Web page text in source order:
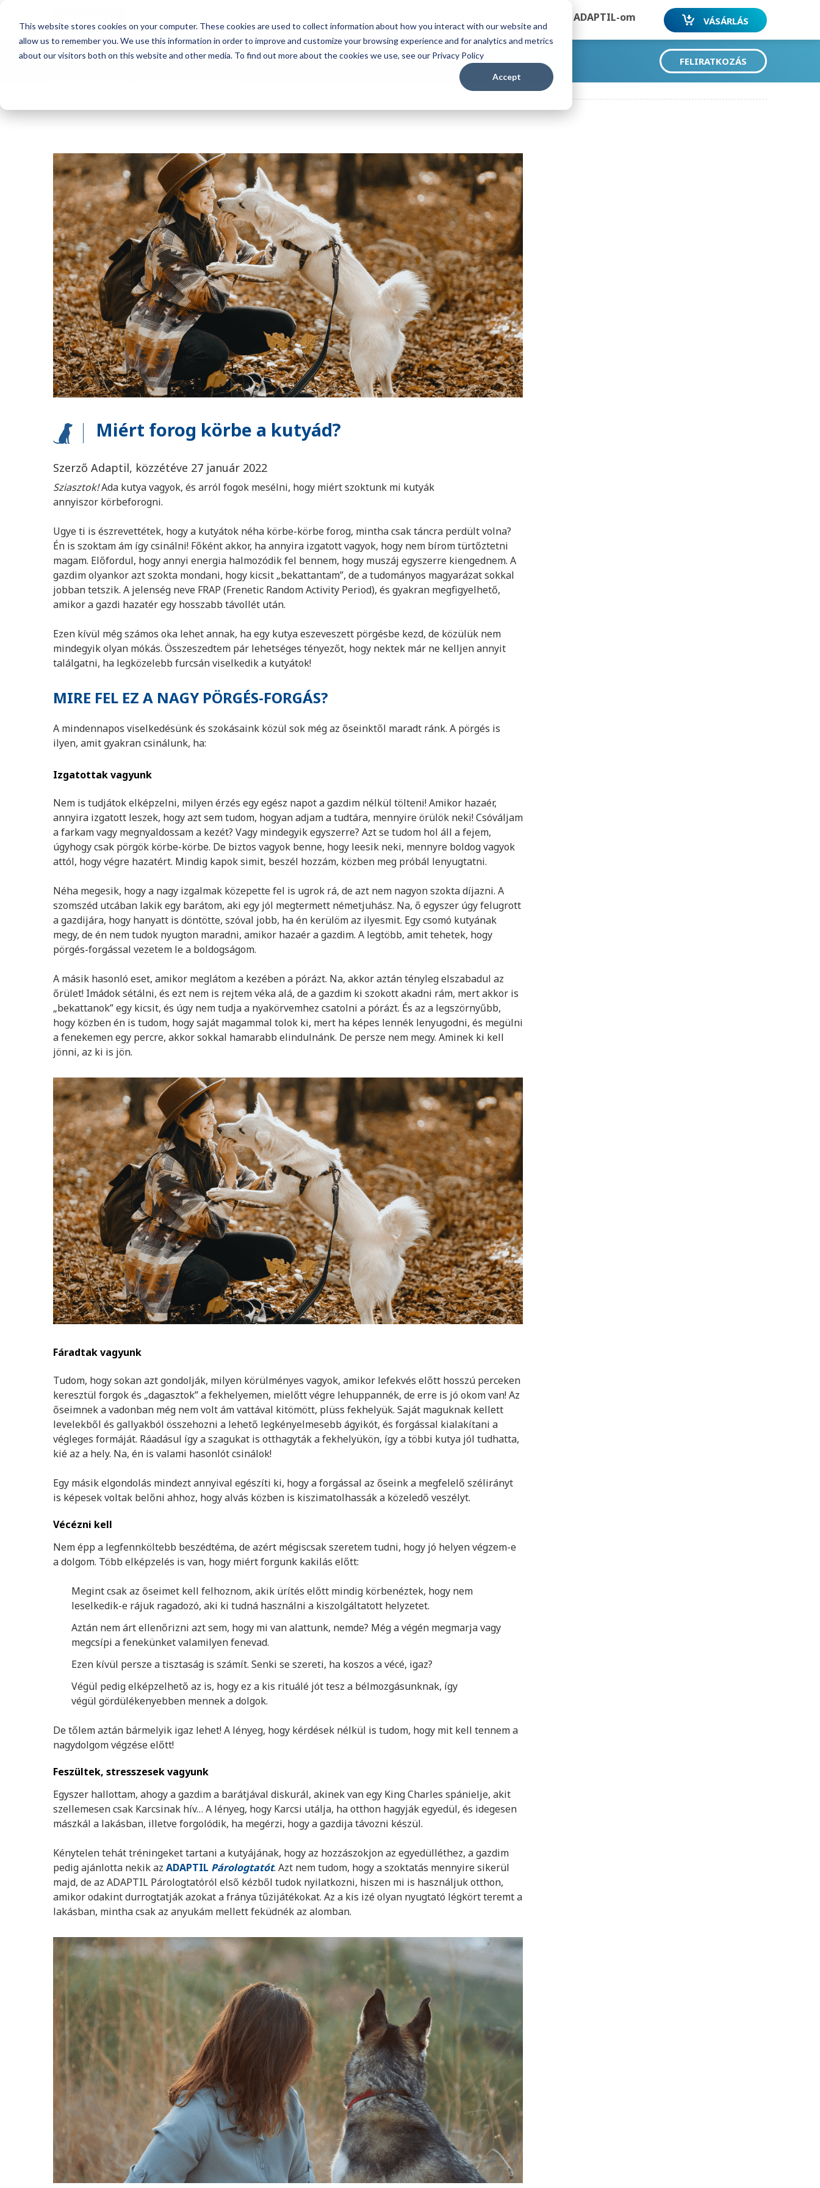
This website stores cookies on your computer. These cookies are used to collect information about how you interact with our website and
allow us to remember you. We use this information in order to improve and customize your browsing experience and for analytics and metrics
about our visitors both on this website and other media. To find out more about the cookies we use, see our Privacy Policy
Accept
Blog
Az én ADAPTIL-om VÁSÁRLÁS
Szeretne feliratkozni blogunkra? FELIRATKOZÁS
Miért forog körbe a kutyád?
Szerző Adaptil, közzétéve 27 január 2022
Sziasztok!Ada kutya vagyok, és arról fogok mesélni, hogy miért szoktunk mi kutyák
annyiszor körbeforogni.
Ugye ti is észrevettétek, hogy a kutyátok néha körbe-körbe forog, mintha csak táncra perdült volna?
Én is szoktam ám így csinálni! Főként akkor, ha annyira izgatott vagyok, hogy nem bírom türtőztetni
magam. Előfordul, hogy annyi energia halmozódik fel bennem, hogy muszáj egyszerre kiengednem. A
gazdim olyankor azt szokta mondani, hogy kicsit „bekattantam”, de a tudományos magyarázat sokkal
jobban tetszik. A jelenség neve FRAP (Frenetic Random Activity Period), és gyakran megfigyelhető,
amikor a gazdi hazatér egy hosszabb távollét után.
Ezen kívül még számos oka lehet annak, ha egy kutya eszeveszett pörgésbe kezd, de közülük nem
mindegyik olyan mókás. Összeszedtem pár lehetséges tényezőt, hogy nektek már ne kelljen annyit
találgatni, ha legközelebb furcsán viselkedik a kutyátok!
MIRE FEL EZ A NAGY PÖRGÉS-FORGÁS?
A mindennapos viselkedésünk és szokásaink közül sok még az őseinktől maradt ránk. A pörgés is
ilyen, amit gyakran csinálunk, ha:
Izgatottak vagyunk
Nem is tudjátok elképzelni, milyen érzés egy egész napot a gazdim nélkül tölteni! Amikor hazaér,
annyira izgatott leszek, hogy azt sem tudom, hogyan adjam a tudtára, mennyire örülök neki! Csóváljam
a farkam vagy megnyaldossam a kezét? Vagy mindegyik egyszerre? Azt se tudom hol áll a fejem,
úgyhogy csak pörgök körbe-körbe. De biztos vagyok benne, hogy leesik neki, mennyre boldog vagyok
attól, hogy végre hazatért. Mindig kapok simit, beszél hozzám, közben meg próbál lenyugtatni.
Néha megesik, hogy a nagy izgalmak közepette fel is ugrok rá, de azt nem nagyon szokta díjazni. A
szomszéd utcában lakik egy barátom, aki egy jól megtermett németjuhász. Na, ő egyszer úgy felugrott
a gazdijára, hogy hanyatt is döntötte, szóval jobb, ha én kerülöm az ilyesmit. Egy csomó kutyának
megy, de én nem tudok nyugton maradni, amikor hazaér a gazdim. A legtöbb, amit tehetek, hogy
pörgés-forgással vezetem le a boldogságom.
A másik hasonló eset, amikor meglátom a kezében a pórázt. Na, akkor aztán tényleg elszabadul az
őrület! Imádok sétálni, és ezt nem is rejtem véka alá, de a gazdim ki szokott akadni rám, mert akkor is
„bekattanok” egy kicsit, és úgy nem tudja a nyakörvemhez csatolni a pórázt. És az a legszörnyűbb,
hogy közben én is tudom, hogy saját magammal tolok ki, mert ha képes lennék lenyugodni, és megülni
a fenekemen egy percre, akkor sokkal hamarabb elindulnánk. De persze nem megy. Aminek ki kell
jönni, az ki is jön.
Fáradtak vagyunk
Tudom, hogy sokan azt gondolják, milyen körülményes vagyok, amikor lefekvés előtt hosszú perceken
keresztül forgok és „dagasztok” a fekhelyemen, mielőtt végre lehuppannék, de erre is jó okom van! Az
őseimnek a vadonban még nem volt ám vattával kitömött, plüss fekhelyük. Saját maguknak kellett
levelekből és gallyakból összehozni a lehető legkényelmesebb ágyikót, és forgással kialakítani a
végleges formáját. Ráadásul így a szagukat is otthagyták a fekhelyükön, így a többi kutya jól tudhatta,
kié az a hely. Na, én is valami hasonlót csinálok!
Egy másik elgondolás mindezt annyival egészíti ki, hogy a forgással az őseink a megfelelő szélirányt
is képesek voltak belőni ahhoz, hogy alvás közben is kiszimatolhassák a közeledő veszélyt.
Vécézni kell
Nem épp a legfennköltebb beszédtéma, de azért mégiscsak szeretem tudni, hogy jó helyen végzem-e
a dolgom. Több elképzelés is van, hogy miért forgunk kakilás előtt:
Megint csak az őseimet kell felhoznom, akik ürítés előtt mindig körbenéztek, hogy nem
leselkedik-e rájuk ragadozó, aki ki tudná használni a kiszolgáltatott helyzetet.
Aztán nem árt ellenőrizni azt sem, hogy mi van alattunk, nemde? Még a végén megmarja vagy
megcsípi a fenekünket valamilyen fenevad.
Ezen kívül persze a tisztaság is számít. Senki se szereti, ha koszos a vécé, igaz?
Végül pedig elképzelhető az is, hogy ez a kis rituálé jót tesz a bélmozgásunknak, így
végül gördülékenyebben mennek a dolgok.
De tőlem aztán bármelyik igaz lehet! A lényeg, hogy kérdések nélkül is tudom, hogy mit kell tennem a
nagydolgom végzése előtt!
Feszültek, stresszesek vagyunk
Egyszer hallottam, ahogy a gazdim a barátjával diskurál, akinek van egy King Charles spánielje, akit
szellemesen csak Karcsinak hív… A lényeg, hogy Karcsi utálja, ha otthon hagyják egyedül, és idegesen
mászkál a lakásban, illetve forgolódik, ha megérzi, hogy a gazdija távozni készül.
Kénytelen tehát tréningeket tartani a kutyájának, hogy az hozzászokjon az egyedülléthez, a gazdim
pedig ajánlotta nekik az ADAPTIL Párologtatót. Azt nem tudom, hogy a szoktatás mennyire sikerül
majd, de az ADAPTIL Párologtatóról első kézből tudok nyilatkozni, hiszen mi is használjuk otthon,
amikor odakint durrogtatják azokat a fránya tűzijátékokat. Az a kis izé olyan nyugtató légkört teremt a
lakásban, mintha csak az anyukám mellett feküdnék az alomban.